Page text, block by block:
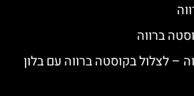
ברווה
– לצלול בקוסטה ברווה עם בלון